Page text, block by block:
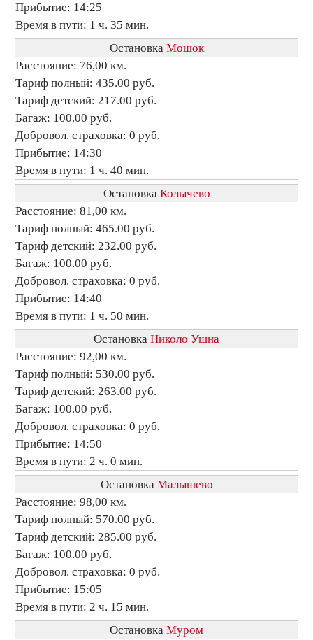
Прибытие: 14:25
Время в пути: 1 ч. 35 мин.
Остановка Мошок
Расстояние: 76,00 км.
Тариф полный: 435.00 руб.
Тариф детский: 217.00 руб.
Багаж: 100.00 руб.
Добровол. страховка: 0 руб.
Прибытие: 14:30
Время в пути: 1 ч. 40 мин.
Остановка Колычево
Расстояние: 81,00 км.
Тариф полный: 465.00 руб.
Тариф детский: 232.00 руб.
Багаж: 100.00 руб.
Добровол. страховка: 0 руб.
Прибытие: 14:40
Время в пути: 1 ч. 50 мин.
Остановка Николо Ушна
Расстояние: 92,00 км.
Тариф полный: 530.00 руб.
Тариф детский: 263.00 руб.
Багаж: 100.00 руб.
Добровол. страховка: 0 руб.
Прибытие: 14:50
Время в пути: 2 ч. 0 мин.
Остановка Малышево
Расстояние: 98,00 км.
Тариф полный: 570.00 руб.
Тариф детский: 285.00 руб.
Багаж: 100.00 руб.
Добровол. страховка: 0 руб.
Прибытие: 15:05
Время в пути: 2 ч. 15 мин.
Остановка Муром